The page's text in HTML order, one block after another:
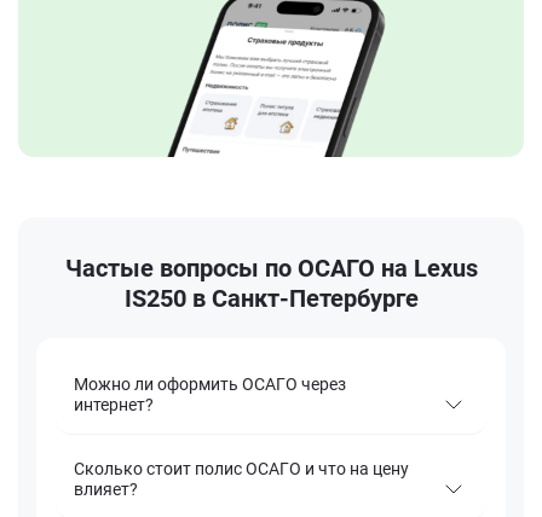
Частые вопросы по ОСАГО на Lexus
IS250 в Санкт-Петербурге
Можно ли оформить ОСАГО через
интернет?
Сколько стоит полис ОСАГО и что на цену
влияет?